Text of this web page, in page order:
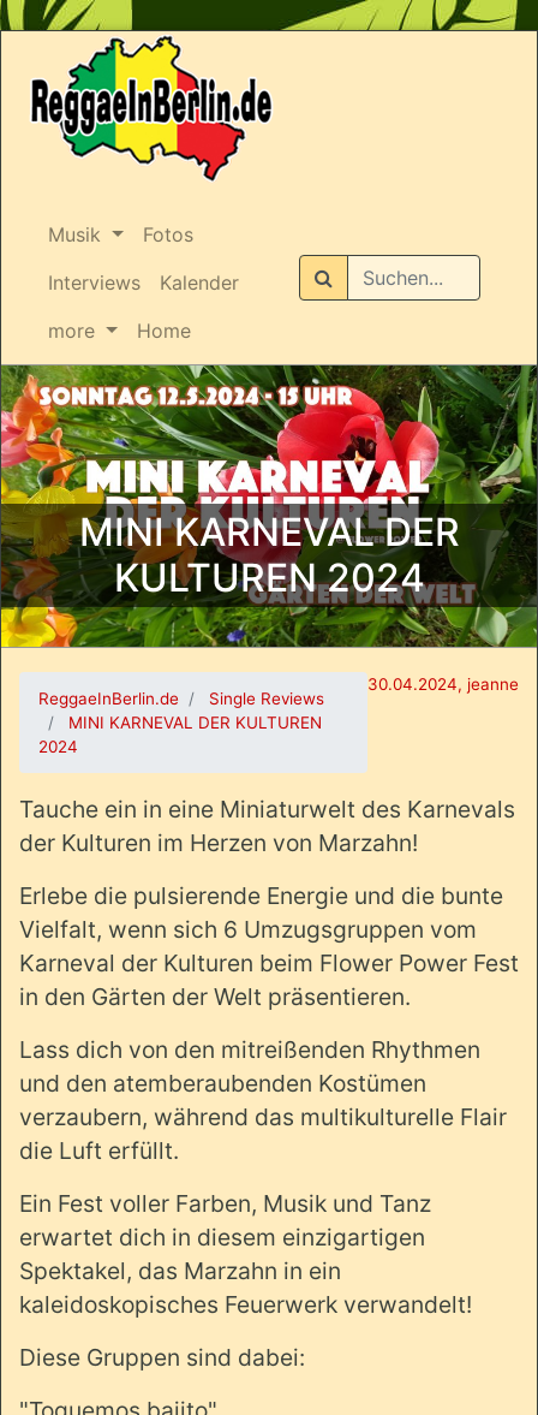
Musik
Fotos
Interviews
Kalender
more
Home
Suchen
MINI KARNEVAL DER
KULTUREN 2024
30.04.2024, jeanne
ReggaeInBerlin.de
Single Reviews
MINI KARNEVAL DER KULTUREN
2024
Tauche ein in eine Miniaturwelt des Karnevals
der Kulturen im Herzen von Marzahn!
Erlebe die pulsierende Energie und die bunte
Vielfalt, wenn sich 6 Umzugsgruppen vom
Karneval der Kulturen beim Flower Power Fest
in den Gärten der Welt präsentieren.
Lass dich von den mitreißenden Rhythmen
und den atemberaubenden Kostümen
verzaubern, während das multikulturelle Flair
die Luft erfüllt.
Ein Fest voller Farben, Musik und Tanz
erwartet dich in diesem einzigartigen
Spektakel, das Marzahn in ein
kaleidoskopisches Feuerwerk verwandelt!
Diese Gruppen sind dabei: